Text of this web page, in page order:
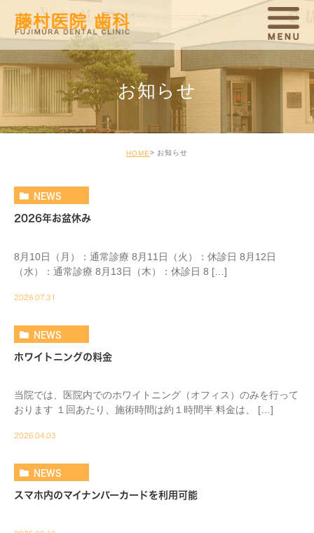
お知らせ
HOME お知らせ
NEWS
2026年お盆休み
8月10日（月）：通常診療 8月11日（火）：休診日 8月12日
（水）：通常診療 8月13日（木）：休診日 8 […]
2026.07.31
NEWS
ホワイトニングの料金
当院では、医院内でのホワイトニング（オフィス）のみを行って
おります １回あたり、施術時間は約１時間半 料金は、 […]
2026.04.03
NEWS
スマホ内のマイナンバーカードを利用可能